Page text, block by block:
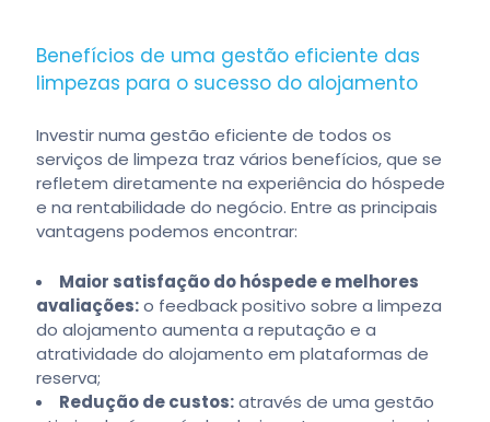
Benefícios de uma gestão eficiente das
limpezas para o sucesso do alojamento
Investir numa gestão eficiente de todos os
serviços de limpeza traz vários benefícios, que se
refletem diretamente na experiência do hóspede
e na rentabilidade do negócio. Entre as principais
vantagens podemos encontrar:
Maior satisfação do hóspede e melhores
avaliações:o feedback positivo sobre a limpeza
do alojamento aumenta a reputação e a
atratividade do alojamento em plataformas de
reserva;
Redução de custos:através de uma gestão